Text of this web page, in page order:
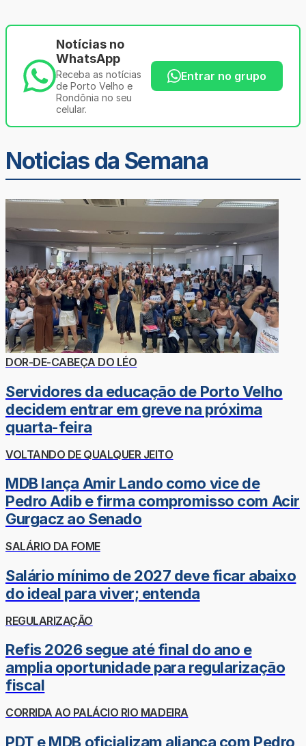
Notícias no
WhatsApp
Receba as notícias
de Porto Velho e
Rondônia no seu
celular.
Entrar no grupo
Noticias da Semana
DOR-DE-CABEÇA DO LÉO
Servidores da educação de Porto Velho
decidem entrar em greve na próxima
quarta-feira
VOLTANDO DE QUALQUER JEITO
MDB lança Amir Lando como vice de
Pedro Adib e firma compromisso com Acir
Gurgacz ao Senado
SALÁRIO DA FOME
Salário mínimo de 2027 deve ficar abaixo
do ideal para viver; entenda
REGULARIZAÇÃO
Refis 2026 segue até final do ano e
amplia oportunidade para regularização
fiscal
CORRIDA AO PALÁCIO RIO MADEIRA
PDT e MDB oficializam aliança com Pedro